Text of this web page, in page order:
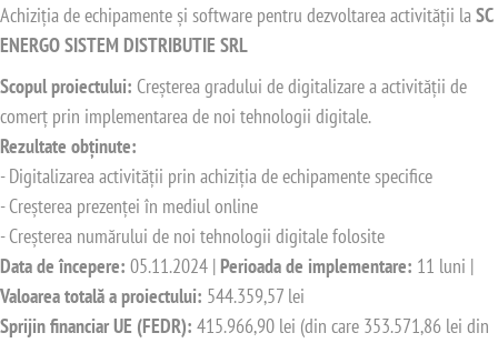
Achiziția de echipamente și software pentru dezvoltarea activității la SC
ENERGO SISTEM DISTRIBUTIE SRL
Scopul proiectului: Creșterea gradului de digitalizare a activității de
comerț prin implementarea de noi tehnologii digitale.
Rezultate obținute:
- Digitalizarea activității prin achiziția de echipamente specifice
- Creșterea prezenței în mediul online
- Creșterea numărului de noi tehnologii digitale folosite
Data de începere: 05.11.2024 | Perioada de implementare: 11 luni |
Valoarea totală a proiectului: 544.359,57 lei
Sprijin financiar UE (FEDR): 415.966,90 lei (din care 353.571,86 lei din